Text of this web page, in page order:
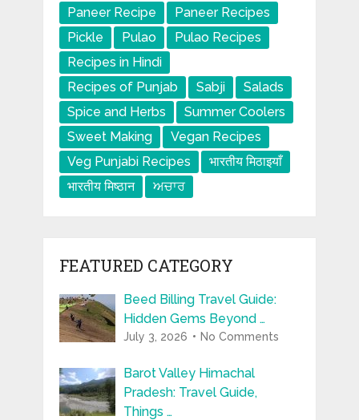
Paneer Recipe
Paneer Recipes
Pickle
Pulao
Pulao Recipes
Recipes in Hindi
Recipes of Punjab
Sabji
Salads
Spice and Herbs
Summer Coolers
Sweet Making
Vegan Recipes
Veg Punjabi Recipes
भारतीय मिठाइयाँ
भारतीय मिष्ठान
ਅਚਾਰ
FEATURED CATEGORY
Beed Billing Travel Guide:
Hidden Gems Beyond …
July 3, 2026 No Comments
Barot Valley Himachal
Pradesh: Travel Guide,
Things …